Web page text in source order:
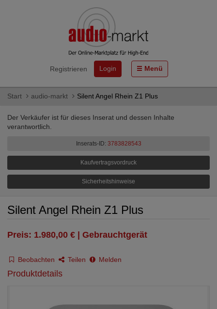
Registrieren Login Menü
Start audio-markt Silent Angel Rhein Z1 Plus
Der Verkäufer ist für dieses Inserat und dessen Inhalte
verantwortlich.
Inserats-ID: 3783828543
Kaufvertragsvordruck
Sicherheitshinweise
Silent Angel Rhein Z1 Plus
Preis: 1.980,00 € | Gebrauchtgerät
Beobachten Teilen Melden
Produktdetails